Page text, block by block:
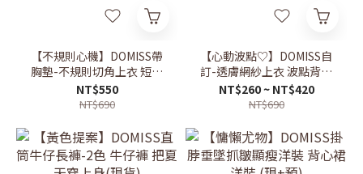
【不規則心機】DOMISS帶
胸墊-不規則切角上衣 短袖
上衣 T恤 (現+預)
NT$550
NT$690
【心動波點♡】DOMISS自
訂-透膚網紗上衣 波點背心
套裝 性感上衣(現+預)
NT$260 ~ NT$420
NT$690